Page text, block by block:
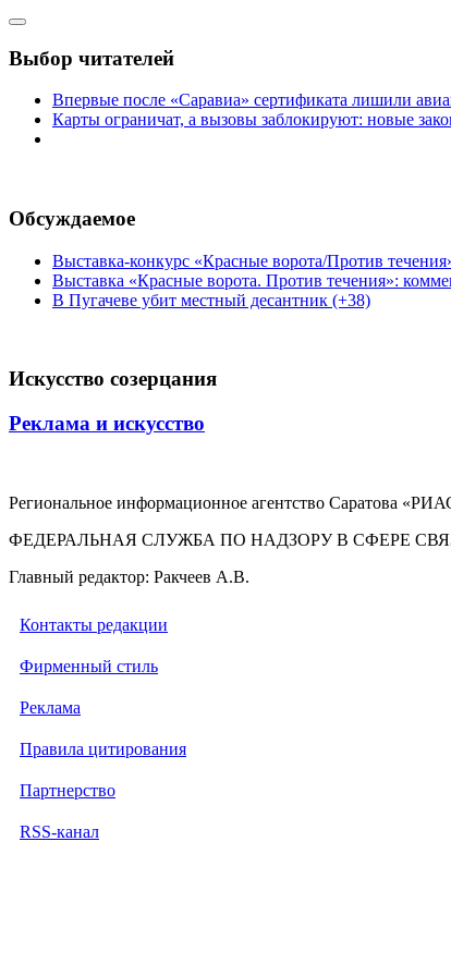
Выбор читателей
Впервые после «Саравиа» сертификата лишили
Карты ограничат, а вызовы заблокируют: новые
Обсуждаемое
Выставка-конкурс «Красные ворота/Против
Выставка «Красные ворота. Против течения»:
В Пугачеве убит местный десантник (+38)
Искусство созерцания
Реклама и искусство
Региональное информационное агентство Саратова
ФЕДЕРАЛЬНАЯ СЛУЖБА ПО НАДЗОРУ В СФЕРЕ
Главный редактор: Ракчеев А.В.
Контакты редакции
Фирменный стиль
Реклама
Правила цитирования
Партнерство
RSS-канал